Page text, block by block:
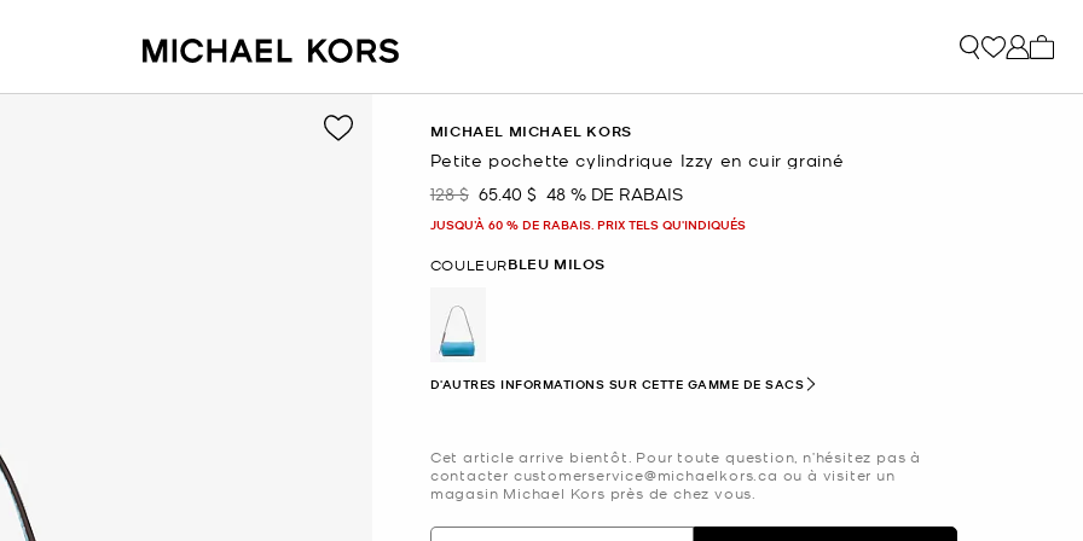
MICHAEL MICHAEL KORS
Petite pochette cylindrique Izzy en cuir grainé
était
128 $ maintenant
65.40 $ 48 % DE RABAIS
JUSQU’À 60 % DE RABAIS. PRIX TELS QU'INDIQUÉS
COULEURBLEU MILOS
sélectionné(s)
D'AUTRES INFORMATIONS SUR CETTE GAMME DE SACS
Cet article arrive bientôt. Pour toute question, n’hésitez pas à
contacter customerservice@michaelkors.ca ou à visiter un
magasin Michael Kors près de chez vous.